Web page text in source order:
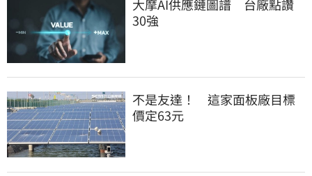
大摩AI供應鏈圖譜 台廠點讚
30強
不是友達！ 這家面板廠目標
價定63元